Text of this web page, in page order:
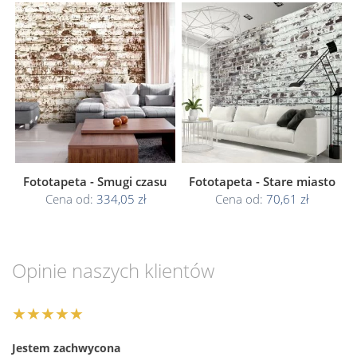
Fototapeta - Smugi czasu
Cena od: 334,05 zł
Fototapeta - Stare miasto
Cena od: 70,61 zł
Opinie naszych klientów
★★★★★
Jestem zachwycona